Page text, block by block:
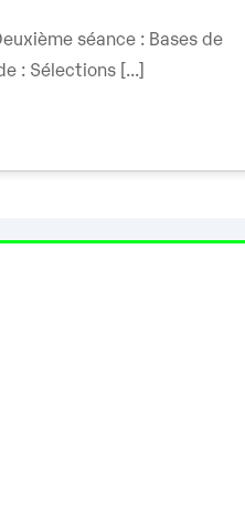
séance : Bases de
: Sélections [...]